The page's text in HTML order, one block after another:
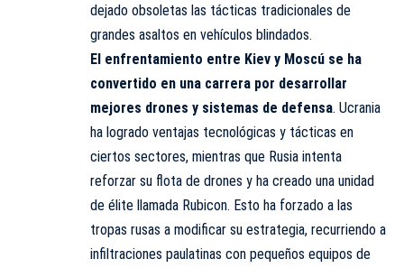
dejado obsoletas las tácticas tradicionales de
grandes asaltos en vehículos blindados.
El enfrentamiento entre Kiev y Moscú se ha
convertido en una carrera por desarrollar
mejores drones y sistemas de defensa. Ucrania
ha logrado ventajas tecnológicas y tácticas en
ciertos sectores, mientras que Rusia intenta
reforzar su flota de drones y ha creado una unidad
de élite llamada Rubicon. Esto ha forzado a las
tropas rusas a modificar su estrategia, recurriendo a
infiltraciones paulatinas con pequeños equipos de